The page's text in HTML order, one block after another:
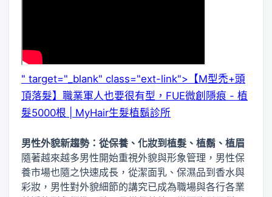
" target="_blank" class="ext-link">【M型禿+頭
頂落髮】職業軍人也要很有型，FUE微創隱痕 - 植
髮5000根 | MyHair生髮植鬍診所
男性外貌新趨勢：從保養、化妝到植髮、植鬍 、植眉
隨著越來越多男性開始重視外貌與形象管理，男性保
養市場也隨之快速成長，從潔面乳、保濕品到香水與
彩妝，男性對外貌細節的講究已成為職場與各行各業